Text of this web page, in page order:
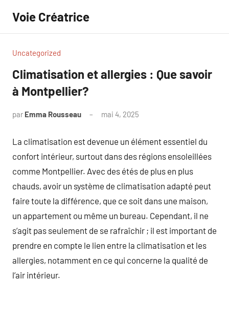
contenu
Voie Créatrice
Uncategorized
Climatisation et allergies : Que savoir
à Montpellier?
par Emma Rousseau mai 4, 2025
La climatisation est devenue un élément essentiel du
confort intérieur, surtout dans des régions ensoleillées
comme Montpellier. Avec des étés de plus en plus
chauds, avoir un système de climatisation adapté peut
faire toute la différence, que ce soit dans une maison,
un appartement ou même un bureau. Cependant, il ne
s’agit pas seulement de se rafraîchir ; il est important de
prendre en compte le lien entre la climatisation et les
allergies, notamment en ce qui concerne la qualité de
l’air intérieur.